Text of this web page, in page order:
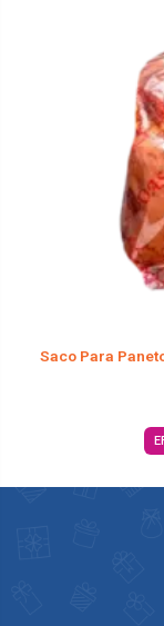
Saco Para